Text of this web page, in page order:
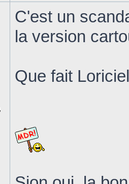
C'est un
la version
Que fait